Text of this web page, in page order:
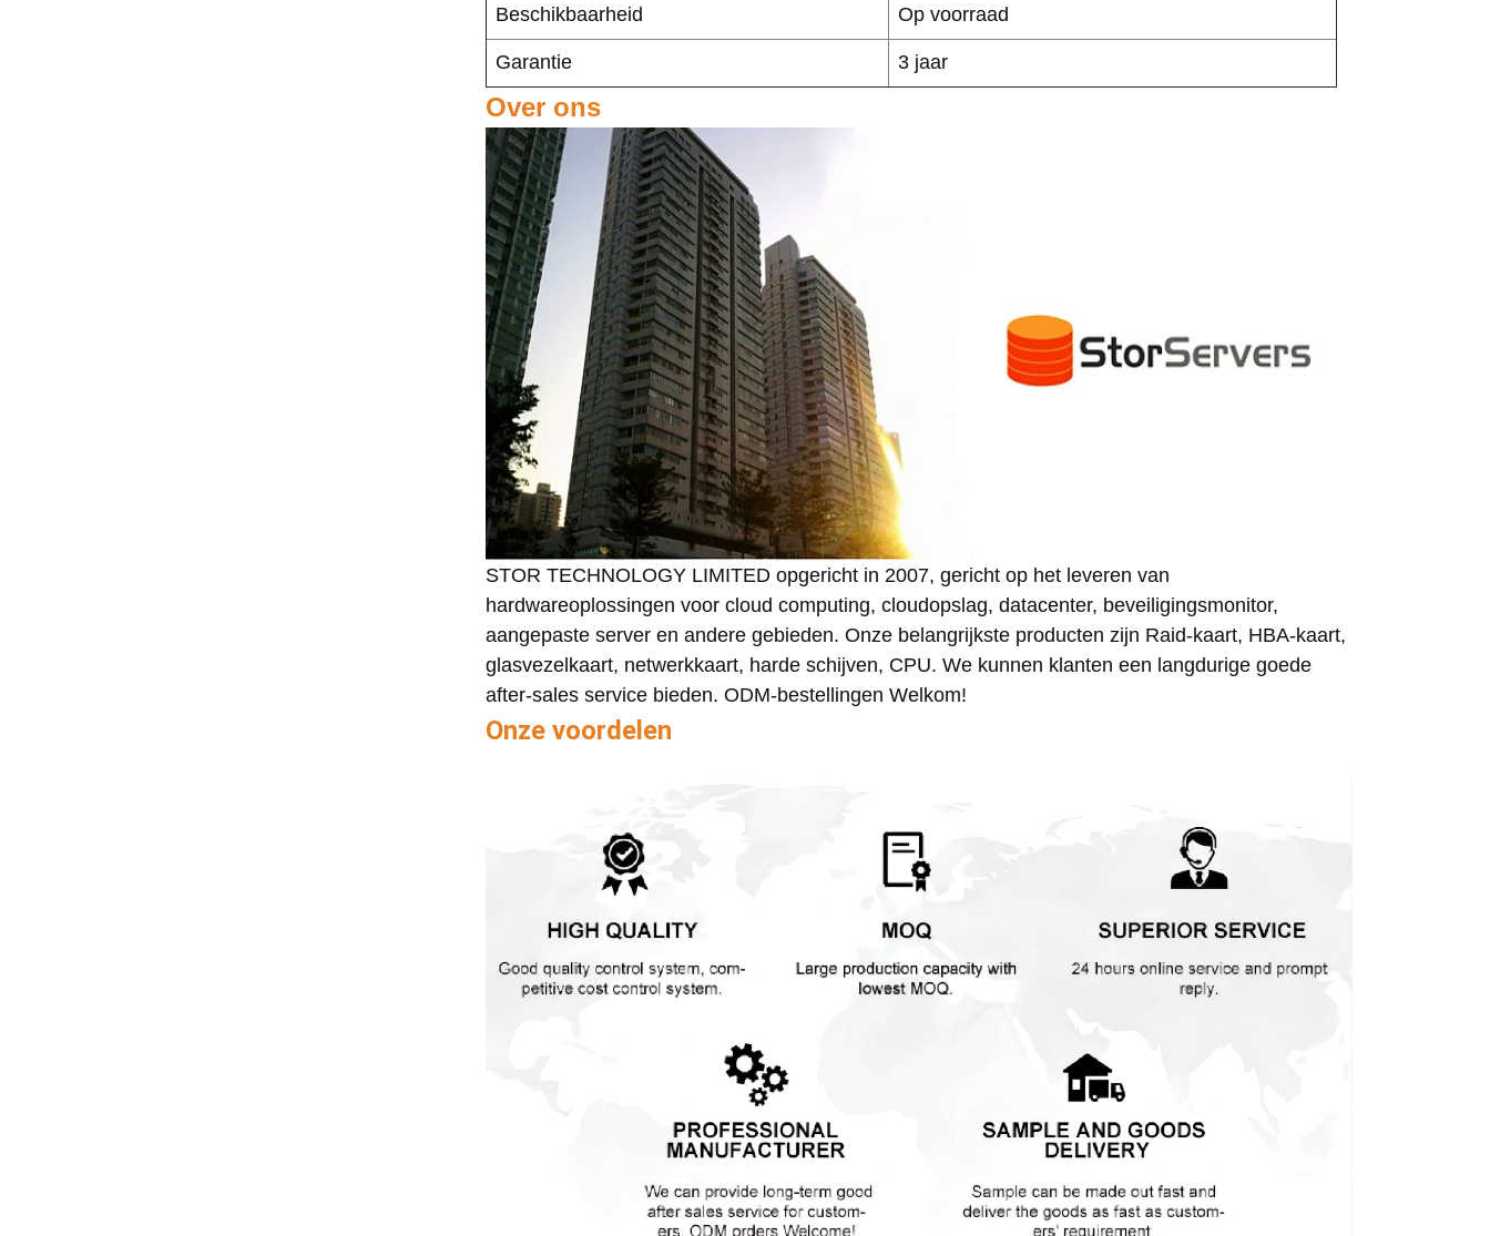
Beschikbaarheid Op voorraad
Garantie 3 jaar
Over ons
STOR TECHNOLOGY LIMITED opgericht in 2007, gericht op het leveren van
hardwareoplossingen voor cloud computing, cloudopslag, datacenter, beveiligingsmonitor,
aangepaste server en andere gebieden. Onze belangrijkste producten zijn Raid-kaart, HBA-kaart,
glasvezelkaart, netwerkkaart, harde schijven, CPU. We kunnen klanten een langdurige goede
after-sales service bieden. ODM-bestellingen Welkom!
Onze voordelen